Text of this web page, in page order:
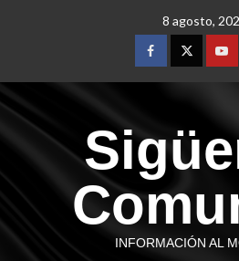
8 agosto,
INFORMACIÓN AL